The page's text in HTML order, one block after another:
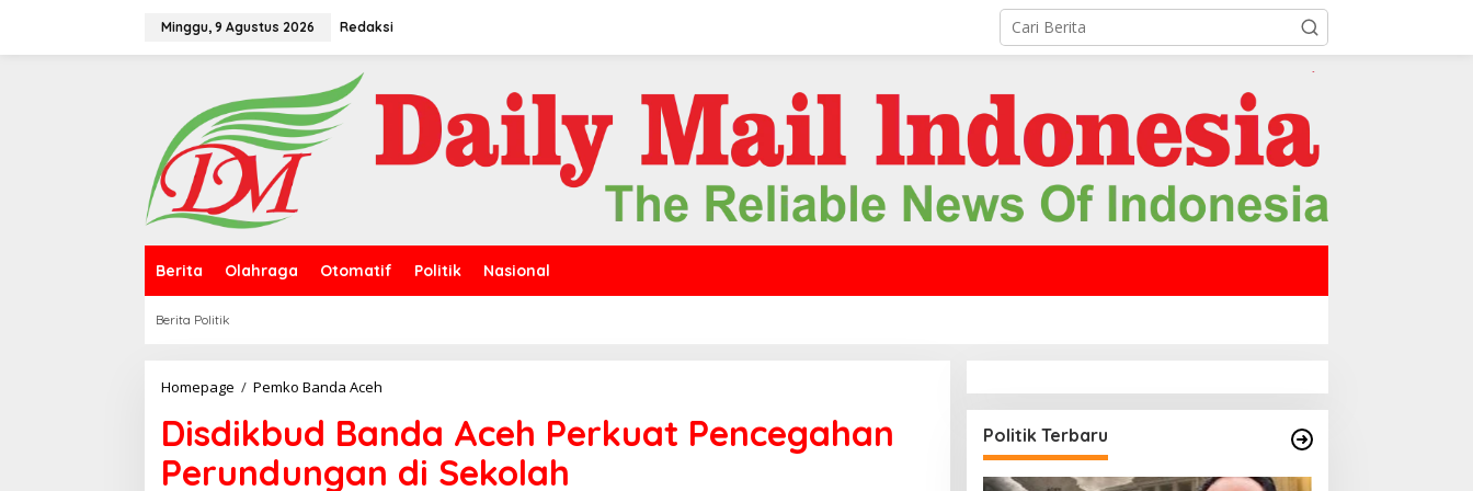
Minggu, 9 Agustus 2026 Redaksi
Berita Olahraga Otomatif Politik Nasional
Berita Politik
Homepage / Pemko Banda Aceh
s
d
i
k
Disdikbud Banda Aceh Perkuat Pencegahan
Perundungan di Sekolah
Politik Terbaru